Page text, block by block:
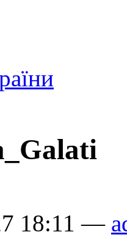
18:11 —